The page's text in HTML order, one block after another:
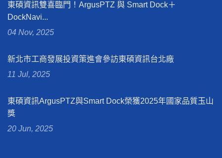
東碩資訊雙喜臨門！ArgusPTZ 與 Smart Dock＋
DockNavi...
04 Nov, 2025
新北市工商發展投資策進會參訪東碩資訊台北廠
11 Jul, 2025
東碩資訊ArgusPTZ與Smart Dock榮獲2025年國家品質玉山
獎
20 Jun, 2025